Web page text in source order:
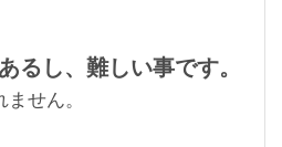
るし、難しい事です。
せん。